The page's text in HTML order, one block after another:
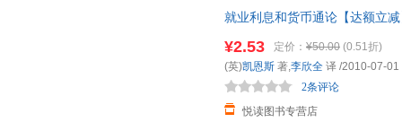
就业利息和货币通论【达额立
¥2.53 定价： ¥50.00 (0.51折)
悦读图书专营店
2条评论
(英)凯恩斯 著,李欣全 译 /2010-07-01